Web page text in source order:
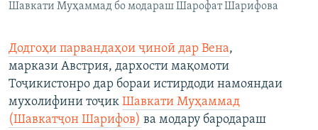
Шавкати Муҳаммад бо модараш Шарофат Шарифова
Додгоҳи парвандаҳои ҷиноӣ дар Вена,
маркази Австрия, дархости мақомоти
Тоҷикистонро дар бораи истирдоди намояндаи
мухолифини тоҷик Шавкати Муҳаммад
(Шавкатҷон Шарифов) ва модару бародараш